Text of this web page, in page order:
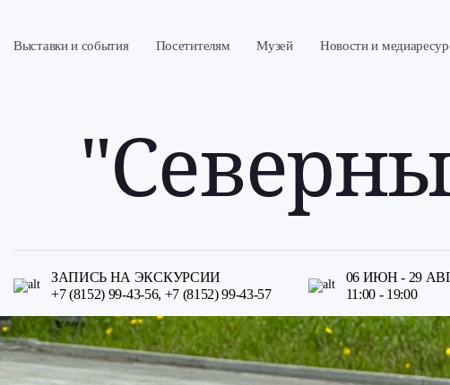
Выставки и события
Посетителям
Музей
Контакты
Сотрудники
Официальные материалы
Новости и
Группа «Арктика»
Искусство в знакомом
маршруте
Музей в Artefact
Музей в IZI.Travel
СкульптурNO!
ЗАПИСЬ НА ЭКСКУРСИИ
+7 (8152) 99-43-56, +7 (8152) 99-43-57
06 ИЮН - 29
11:00 - 19:00